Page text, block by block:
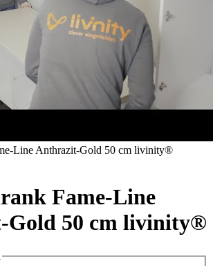
Fame-Line
Gold 50 cm livinity®